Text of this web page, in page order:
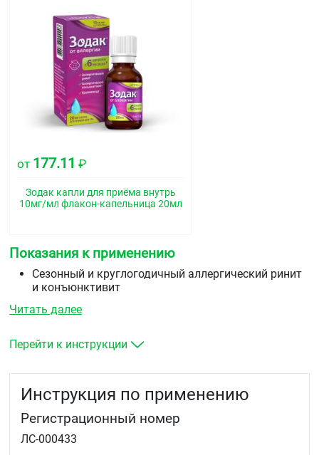
от 177.11 ₽
Зодак капли для приёма внутрь
10мг/мл флакон-капельница 20мл
Показания к применению
Сезонный и круглогодичный аллергический ринит
и конъюнктивит
Поллиноз (сенная лихорадка)
идиопатическая)
Отек Квинке.
Читать далее
Перейти к инструкции
Инструкция по применению
Регистрационный номер
ЛС-000433